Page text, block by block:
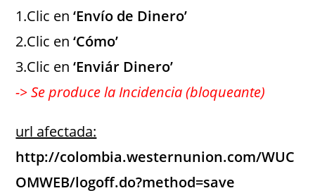
1.Clic en‘Envío de Dinero’
2.Clic en‘Cómo’
3.Clic en‘Enviár Dinero’
-> Se produce la Incidencia (bloqueante)
url afectada:
http://colombia.westernunion.com/WUC
OMWEB/logoff.do?method=save